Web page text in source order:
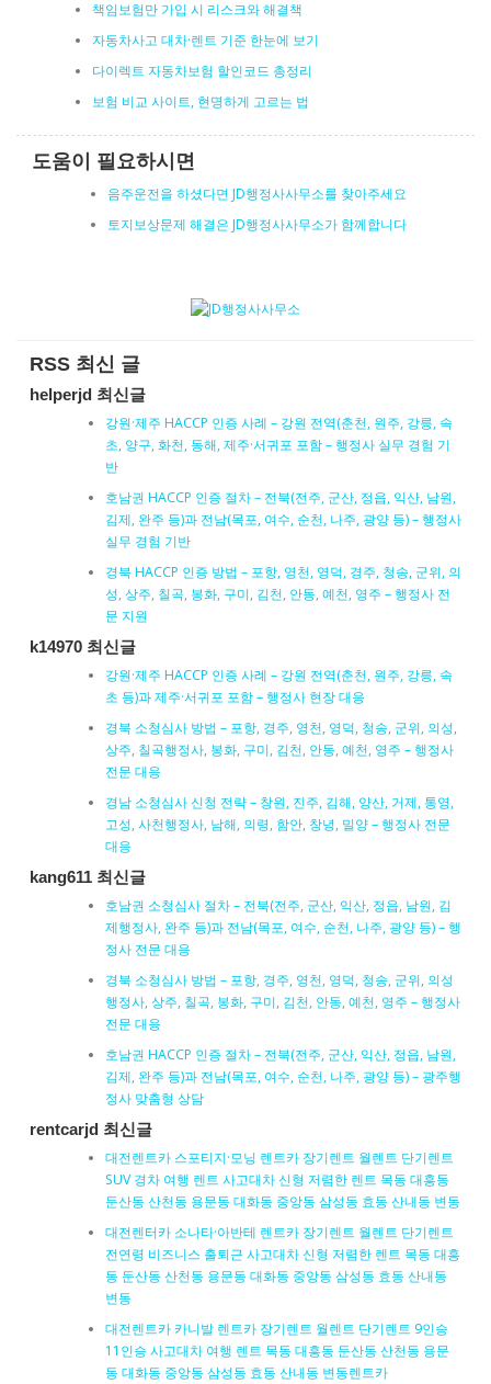
책임보험만 가입 시 리스크와 해결책
자동차사고 대차·렌트 기준 한눈에 보기
다이렉트 자동차보험 할인코드 총정리
보험 비교 사이트, 현명하게 고르는 법
도움이 필요하시면
음주운전을 하셨다면 JD행정사사무소를 찾아주세요
토지보상문제 해결은 JD행정사사무소가 함께합니다
RSS 최신 글
helperjd 최신글
강원·제주 HACCP 인증 사례 – 강원 전역(춘천, 원주, 강릉, 속
초, 양구, 화천, 동해, 제주·서귀포 포함 – 행정사 실무 경험 기
반
호남권 HACCP 인증 절차 – 전북(전주, 군산, 정읍, 익산, 남원,
김제, 완주 등)과 전남(목포, 여수, 순천, 나주, 광양 등) – 행정사
실무 경험 기반
경북 HACCP 인증 방법 – 포항, 영천, 영덕, 경주, 청송, 군위, 의
성, 상주, 칠곡, 봉화, 구미, 김천, 안동, 예천, 영주 – 행정사 전
문 지원
k14970 최신글
강원·제주 HACCP 인증 사례 – 강원 전역(춘천, 원주, 강릉, 속
초 등)과 제주·서귀포 포함 – 행정사 현장 대응
경북 소청심사 방법 – 포항, 경주, 영천, 영덕, 청송, 군위, 의성,
상주, 칠곡행정사, 봉화, 구미, 김천, 안동, 예천, 영주 – 행정사
전문 대응
경남 소청심사 신청 전략 – 창원, 진주, 김해, 양산, 거제, 통영,
고성, 사천행정사, 남해, 의령, 함안, 창녕, 밀양 – 행정사 전문
대응
kang611 최신글
호남권 소청심사 절차 – 전북(전주, 군산, 익산, 정읍, 남원, 김
제행정사, 완주 등)과 전남(목포, 여수, 순천, 나주, 광양 등) – 행
정사 전문 대응
경북 소청심사 방법 – 포항, 경주, 영천, 영덕, 청송, 군위, 의성
행정사, 상주, 칠곡, 봉화, 구미, 김천, 안동, 예천, 영주 – 행정사
전문 대응
호남권 HACCP 인증 절차 – 전북(전주, 군산, 익산, 정읍, 남원,
김제, 완주 등)과 전남(목포, 여수, 순천, 나주, 광양 등) – 광주행
정사 맞춤형 상담
rentcarjd 최신글
대전렌트카 스포티지·모닝 렌트카 장기렌트 월렌트 단기렌트
SUV 경차 여행 렌트 사고대차 신형 저렴한 렌트 목동 대흥동
둔산동 산천동 용문동 대화동 중앙동 삼성동 효동 산내동 변동
대전렌터카 소나타·아반테 렌트카 장기렌트 월렌트 단기렌트
전연령 비즈니스 출퇴근 사고대차 신형 저렴한 렌트 목동 대흥
동 둔산동 산천동 용문동 대화동 중앙동 삼성동 효동 산내동
변동
대전렌트카 카니발 렌트카 장기렌트 월렌트 단기렌트 9인승
11인승 사고대차 여행 렌트 목동 대흥동 둔산동 산천동 용문
동 대화동 중앙동 삼성동 효동 산내동 변동렌트카